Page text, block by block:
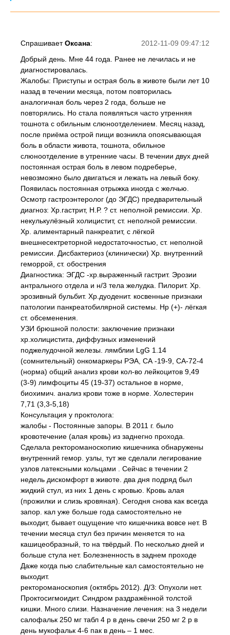
2012-11-09 09:47:12
СпрашиваетОксана:
Добрый день. Мне 44 года. Ранее не лечилась и не
диагностировалась.
Жалобы: Приступы и острая боль в животе были лет 10
назад в течении месяца, потом повторилась
аналогичная боль через 2 года, больше не
повторялись. Но стала появляться часто утренняя
тошнота с обильным слюноотделением. Месяц назад,
после приёма острой пищи возникла опоясывающая
боль в области живота, тошнота, обильное
слюноотделение в утренние часы. В течении двух дней
постоянная острая боль в левом подреберье,
невозможно было двигаться и лежать на левый боку.
Появилась постоянная отрыжка иногда с желчью.
Осмотр гастроэнтеролог (до ЭГДС) предварительный
диагноз: Хр.гастрит, Н.Р. ? ст. неполной ремиссии. Хр.
некулькулёзный холицистит, ст. неполной ремиссии.
Хр. алиментарный панкреатит, с лёгкой
внешнесектреторной недостаточностью, ст. неполной
ремиссии. Дисбактериоз (клинически) Хр. внутренний
геморрой, ст. обострения
Диагностика: ЭГДС -хр.выраженный гастрит. Эрозии
антрального отдела и н/3 тела желудка. Пилорит. Хр.
эрозивный бульбит. Хр.дуоденит. косвенные признаки
патологии панкреатобилярной системы. Нр (+)- лёгкая
ст. обсеменения.
УЗИ брюшной полости: заключение признаки
хр.холицистита, диффузных изменений
поджелудочной железы. лямблии LgG 1.14
(сомнительный) онкомаркеры РЭА, СА -19-9, СА-72-4
(норма) общий анализ крови кол-во лейкоцитов 9,49
(3-9) лимфоциты 45 (19-37) остальное в норме,
биохимич. анализ крови тоже в норме. Холестерин
7,71 (3,3-5,18)
Консультация у проктолога:
жалобы - Постоянные запоры. В 2011 г. было
кровотечение (алая кровь) из заднегно прохода.
Сделала ректороманоскопию кишечника обнаружены
внутренний гемор. узлы, тут же сделали легирование
узлов латексными кольцами . Сейчас в течении 2
недель дискомфорт в животе. два дня подряд был
жидкий стул, из них 1 день с кровью. Кровь алая
(прожилки и слизь кровяная). Сегодня снова как всегда
запор. кал уже больше года самостоятельно не
выходит, бывает ощущение что кишечника вовсе нет. В
течении месяца стул без причин меняется то на
кашицеобразный, то на твёрдый. По несколько дней и
больше стула нет. Болезненность в заднем проходе
Даже когда пью слабительные кал самостоятельно не
выходит.
ректороманоскопия (октябрь 2012). Д/З: Опухоли нет.
Проктосигмоидит. Синдром раздражённой толстой
кишки. Много слизи. Назначение лечения: на 3 недели
салофальк 250 мг табл 4 р в день свечи 250 мг 2 р в
день мукофальк 4-6 пак в день – 1 мес.